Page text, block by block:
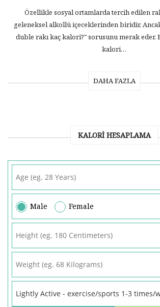
Özellikle sosyal ortamlarda tercih edilen
geleneksel alkollü içeceklerinden biridir.
duble rakı kaç kalori?" sorusunu merak eder.
kalori…
DAHA FAZLA
KALORI HESAPLAMA
Male Female